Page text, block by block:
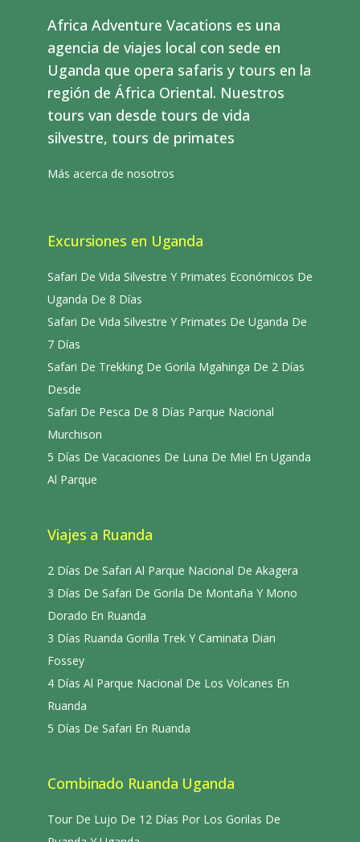
Africa Adventure Vacations es una
agencia de viajes local con sede en
Uganda que opera safaris y tours en la
región de África Oriental. Nuestros
tours van desde tours de vida
silvestre, tours de primates
Más acerca de nosotros
Excursiones en Uganda
Safari De Vida Silvestre Y Primates Económicos De
Uganda De 8 Días
Safari De Vida Silvestre Y Primates De Uganda De
7 Días
Safari De Trekking De Gorila Mgahinga De 2 Días
Desde
Safari De Pesca De 8 Días Parque Nacional
Murchison
5 Días De Vacaciones De Luna De Miel En Uganda
Al Parque
Viajes a Ruanda
2 Días De Safari Al Parque Nacional De Akagera
3 Días De Safari De Gorila De Montaña Y Mono
Dorado En Ruanda
3 Días Ruanda Gorilla Trek Y Caminata Dian
Fossey
4 Días Al Parque Nacional De Los Volcanes En
Ruanda
5 Días De Safari En Ruanda
Combinado Ruanda Uganda
Tour De Lujo De 12 Días Por Los Gorilas De